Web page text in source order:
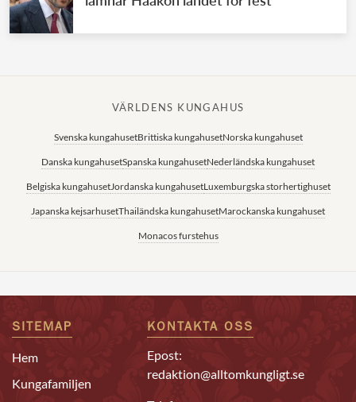
VÄRLDENS KUNGAHUS
Svenska kungahusetBrittiska kungahusetNorska kungahuset
Danska kungahusetSpanska kungahusetNederländska kungahuset
Belgiska kungahusetJordanska kungahusetLuxemburgska storhertighuset
Japanska kejsarhusetThailändska kungahusetMarockanska kungahuset
Monacos furstehus
SITEMAP
Hem
Kungafamiljen
KONTAKTA OSS
Epost:
redaktion@alltomkungligt.se